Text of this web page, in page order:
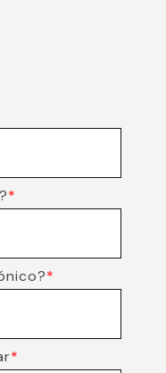
*
*
*